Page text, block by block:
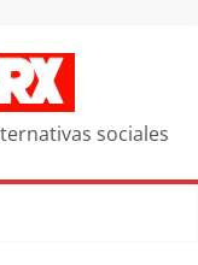
sociales